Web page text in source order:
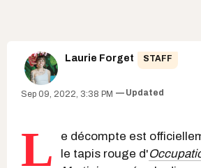
Laurie Forget STAFF
Sep 09, 2022, 3:38 PM Updated
L
e décompte est
le tapis rouge d'